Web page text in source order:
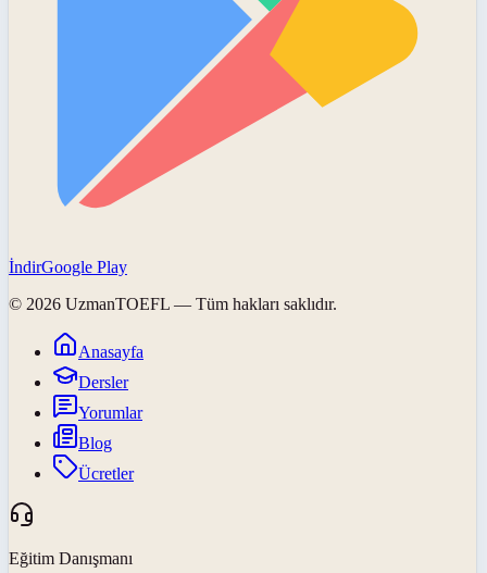
İndirGoogle Play
© 2026 UzmanTOEFL — Tüm hakları saklıdır.
Anasayfa
Dersler
Yorumlar
Blog
Ücretler
Eğitim Danışmanı